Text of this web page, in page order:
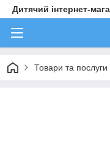
Дитячий інтернет-
Товари та послуги